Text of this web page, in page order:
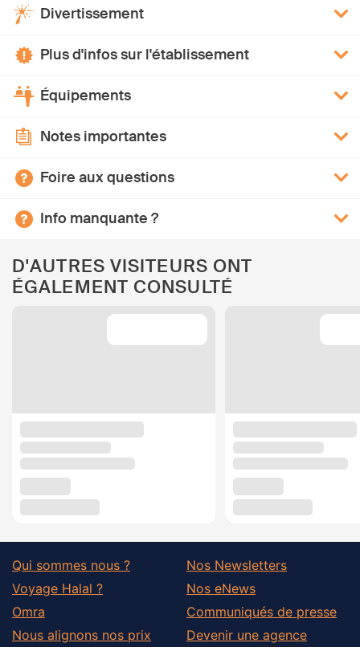
Divertissement
Plus d'infos sur l'établissement
Équipements
Notes importantes
Foire aux questions
Info manquante ?
D'AUTRES VISITEURS ONT
ÉGALEMENT CONSULTÉ
Qui sommes nous ?
Voyage Halal ?
Omra
Nous alignons nos prix
Nos Newsletters
Nos eNews
Communiqués de presse
Devenir une agence